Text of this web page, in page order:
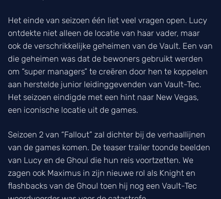
Het einde van seizoen één liet veel vragen open. Lucy
ontdekte niet alleen de locatie van haar vader, maar
ook de verschrikkelijke geheimen van de Vault. Een van
die geheimen was dat de bewoners gebruikt werden
om “super managers” te creëren door hen te koppelen
aan herstelde junior leidinggevenden van Vault-Tec.
Het seizoen eindigde met een hint naar New Vegas,
een iconische locatie uit de games.
Seizoen 2 van “Fallout” zal dichter bij de verhaallijnen
van de games komen. De teaser trailer toonde beelden
van Lucy en de Ghoul die hun reis voortzetten. We
zagen ook Maximus in zijn nieuwe rol als Knight en
flashbacks van de Ghoul toen hij nog een Vault-Tec